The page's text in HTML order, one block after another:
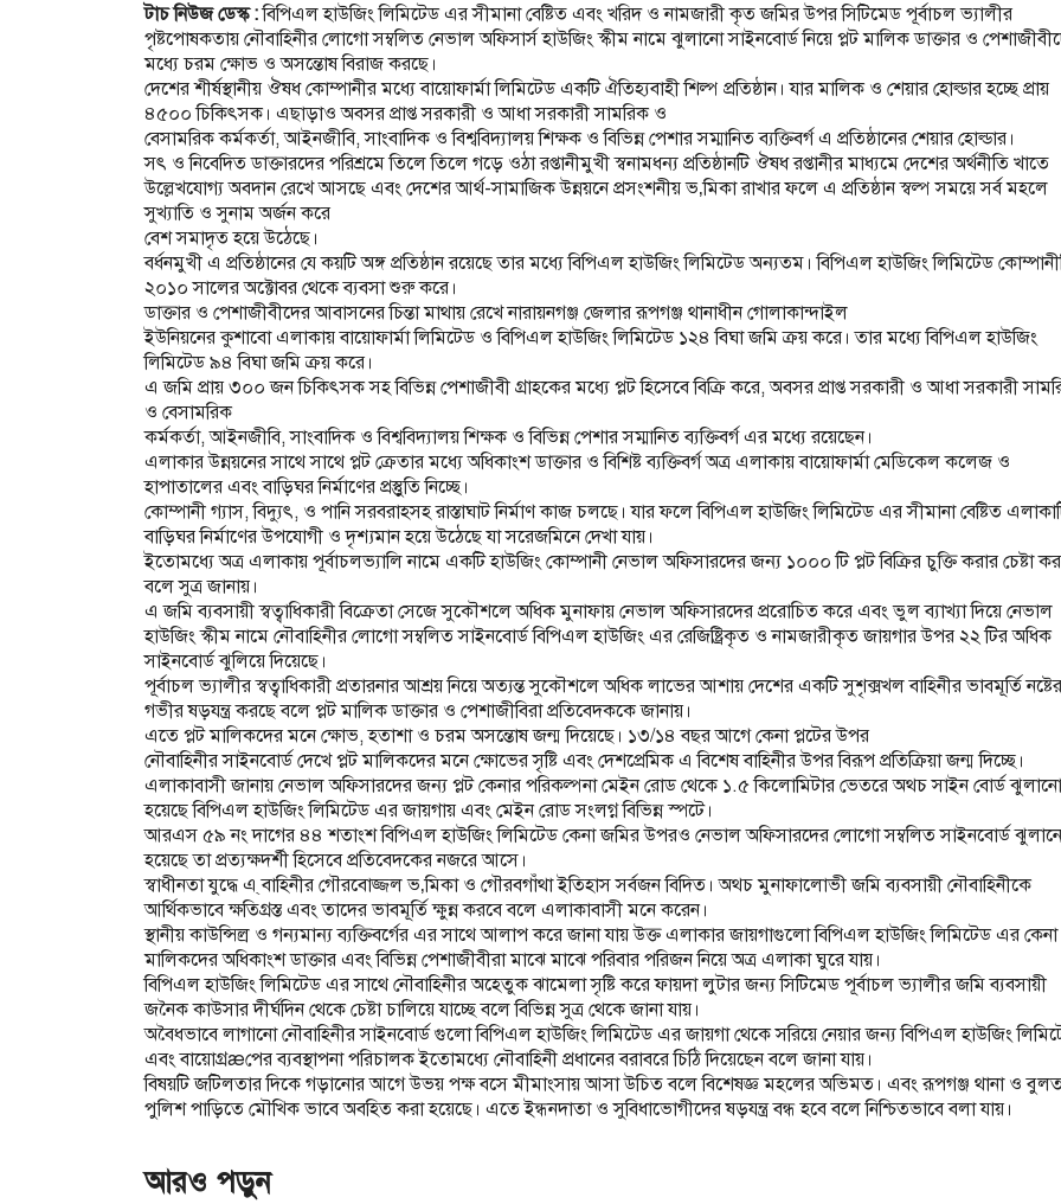
টাচ নিউজ ডেস্ক :বিপিএল হাউজিং লিমিটেড এর সীমানা বেষ্টিত এবং খরিদ ও নামজারী কৃত জমির উপর সিটিমেড পূর্বাচল ভ্যালীর
পৃষ্টপোষকতায় নৌবাহিনীর লোগো সম্বলিত নেভাল অফিসার্স হাউজিং স্কীম নামে ঝুলানো সাইনবোর্ড নিয়ে প্লট মালিক ডাক্তার ও
মধ্যে চরম ক্ষোভ ও অসন্তোষ বিরাজ করছে।
দেশের শীর্ষস্থানীয় ঔষধ কোম্পানীর মধ্যে বায়োফার্মা লিমিটেড একটি ঐতিহ্যবাহী শিল্প প্রতিষ্ঠান। যার মালিক ও শেয়ার হোল্ডার হচ্ছে প্রায়
৪৫০০ চিকিৎসক। এছাড়াও অবসর প্রাপ্ত সরকারী ও আধা সরকারী সামরিক ও
বেসামরিক কর্মকর্তা, আইনজীবি, সাংবাদিক ও বিশ্ববিদ্যালয় শিক্ষক ও বিভিন্ন পেশার সম্মানিত ব্যক্তিবর্গ এ প্রতিষ্ঠানের শেয়ার হোল্ডার।
সৎ ও নিবেদিত ডাক্তারদের পরিশ্রমে তিলে তিলে গড়ে ওঠা রপ্তানীমুখী স্বনামধন্য প্রতিষ্ঠানটি ঔষধ রপ্তানীর মাধ্যমে দেশের অর্থনীতি খাতে
উল্লেখযোগ্য অবদান রেখে আসছে এবং দেশের আর্থ-সামাজিক উন্নয়নে প্রসংশনীয় ভ‚মিকা রাখার ফলে এ প্রতিষ্ঠান স্বল্প সময়ে সর্ব মহলে
সুখ্যাতি ও সুনাম অর্জন করে
বেশ সমাদৃত হয়ে উঠেছে।
বর্ধনমুখী এ প্রতিষ্ঠানের যে কয়টি অঙ্গ প্রতিষ্ঠান রয়েছে তার মধ্যে বিপিএল হাউজিং লিমিটেড অন্যতম। বিপিএল হাউজিং লিমিটেড
২০১০ সালের অক্টোবর থেকে ব্যবসা শুরু করে।
ডাক্তার ও পেশাজীবীদের আবাসনের চিন্তা মাথায় রেখে নারায়নগঞ্জ জেলার রূপগঞ্জ থানাধীন গোলাকান্দাইল
ইউনিয়নের কুশাবো এলাকায় বায়োফার্মা লিমিটেড ও বিপিএল হাউজিং লিমিটেড ১২৪ বিঘা জমি ক্রয় করে। তার মধ্যে বিপিএল হাউজিং
লিমিটেড ৯৪ বিঘা জমি ক্রয় করে।
এ জমি প্রায় ৩০০ জন চিকিৎসক সহ বিভিন্ন পেশাজীবী গ্রাহকের মধ্যে প্লট হিসেবে বিক্রি করে, অবসর প্রাপ্ত সরকারী ও আধা সরকারী
ও বেসামরিক
কর্মকর্তা, আইনজীবি, সাংবাদিক ও বিশ্ববিদ্যালয় শিক্ষক ও বিভিন্ন পেশার সম্মানিত ব্যক্তিবর্গ এর মধ্যে রয়েছেন।
এলাকার উন্নয়নের সাথে সাথে প্লট ক্রেতার মধ্যে অধিকাংশ ডাক্তার ও বিশিষ্ট ব্যক্তিবর্গ অত্র এলাকায় বায়োফার্মা মেডিকেল কলেজ ও
হাপাতালের এবং বাড়িঘর নির্মাণের প্রস্তুুতি নিচ্ছে।
কোম্পানী গ্যাস, বিদ্যুৎ, ও পানি সরবরাহসহ রাস্তাঘাট নির্মাণ কাজ চলছে। যার ফলে বিপিএল হাউজিং লিমিটেড এর সীমানা বেষ্টিত
বাড়িঘর নির্মাণের উপযোগী ও দৃশ্যমান হয়ে উঠেছে যা সরেজমিনে দেখা যায়।
ইতোমধ্যে অত্র এলাকায় পূর্বাচলভ্যালি নামে একটি হাউজিং কোম্পানী নেভাল অফিসারদের জন্য ১০০০ টি প্লট বিক্রির চুক্তি করার চেষ্টা
বলে সুত্র জানায়।
এ জমি ব্যবসায়ী স্বত্বাধিকারী বিক্রেতা সেজে সুকৌশলে অধিক মুনাফায় নেভাল অফিসারদের প্ররোচিত করে এবং ভুল ব্যাখ্যা দিয়ে নেভাল
হাউজিং স্কীম নামে নৌবাহিনীর লোগো সম্বলিত সাইনবোর্ড বিপিএল হাউজিং এর রেজিষ্ট্রিকৃত ও নামজারীকৃত জায়গার উপর ২২ টির অধিক
সাইনবোর্ড ঝুলিয়ে দিয়েছে।
পূর্বাচল ভ্যালীর স্বত্বাধিকারী প্রতারনার আশ্রয় নিয়ে অত্যন্ত সুকৌশলে অধিক লাভের আশায় দেশের একটি সুশৃক্সখল বাহিনীর ভাবমূর্তি নষ্টের
গভীর ষড়যন্ত্র করছে বলে প্লট মালিক ডাক্তার ও পেশাজীবিরা প্রতিবেদককে জানায়।
এতে প্লট মালিকদের মনে ক্ষোভ, হতাশা ও চরম অসন্তোষ জন্ম দিয়েছে। ১৩/১৪ বছর আগে কেনা প্লটের উপর
নৌবাহিনীর সাইনবোর্ড দেখে প্লট মালিকদের মনে ক্ষোভের সৃষ্টি এবং দেশপ্রেমিক এ বিশেষ বাহিনীর উপর বিরূপ প্রতিক্রিয়া জন্ম দিচ্ছে।
এলাকাবাসী জানায় নেভাল অফিসারদের জন্য প্লট কেনার পরিকল্পনা মেইন রোড থেকে ১.৫ কিলোমিটার ভেতরে অথচ সাইন বোর্ড ঝুলানো
হয়েছে বিপিএল হাউজিং লিমিটেড এর জায়গায় এবং মেইন রোড সংলগ্ন বিভিন্ন স্পটে।
আরএস ৫৯ নং দাগের ৪৪ শতাংশ বিপিএল হাউজিং লিমিটেড কেনা জমির উপরও নেভাল অফিসারদের লোগো সম্বলিত সাইনবোর্ড
হয়েছে তা প্রত্যক্ষদর্শী হিসেবে প্রতিবেদকের নজরে আসে।
স্বাধীনতা যুদ্ধে এ্ বাহিনীর গৌরবোজ্জল ভ‚মিকা ও গৌরবগাঁথা ইতিহাস সর্বজন বিদিত। অথচ মুনাফালোভী জমি ব্যবসায়ী নৌবাহিনীকে
আর্থিকভাবে ক্ষতিগ্রস্ত এবং তাদের ভাবমূর্তি ক্ষুন্ন করবে বলে এলাকাবাসী মনে করেন।
স্থানীয় কাউন্সিল্র ও গন্যমান্য ব্যক্তিবর্গের এর সাথে আলাপ করে জানা যায় উক্ত এলাকার জায়গাগুলো বিপিএল হাউজিং লিমিটেড এর
মালিকদের অধিকাংশ ডাক্তার এবং বিভিন্ন পেশাজীবীরা মাঝে মাঝে পরিবার পরিজন নিয়ে অত্র এলাকা ঘুরে যায়।
বিপিএল হাউজিং লিমিটেড এর সাথে নৌবাহিনীর অহেতুক ঝামেলা সৃষ্টি করে ফায়দা লুটার জন্য সিটিমেড পূর্বাচল ভ্যালীর জমি ব্যবসায়ী
জনৈক কাউসার দীর্ঘদিন থেকে চেষ্টা চালিয়ে যাচ্ছে বলে বিভিন্ন সুত্র থেকে জানা যায়।
অবৈধভাবে লাগানো নৌবাহিনীর সাইনবোর্ড গুলো বিপিএল হাউজিং লিমিটেড এর জায়গা থেকে সরিয়ে নেয়ার জন্য বিপিএল হাউজিং
এবং বায়োগ্রæপের ব্যবস্থাপনা পরিচালক ইতোমধ্যে নৌবাহিনী প্রধানের বরাবরে চিঠি দিয়েছেন বলে জানা যায়।
বিষয়টি জটিলতার দিকে গড়ানোর আগে উভয় পক্ষ বসে মীমাংসায় আসা উচিত বলে বিশেষজ্ঞ মহলের অভিমত। এবং রূপগঞ্জ থানা ও
পুলিশ পাড়িতে মৌখিক ভাবে অবহিত করা হয়েছে। এতে ইন্ধনদাতা ও সুবিধাভোগীদের ষড়যন্ত্র বন্ধ হবে বলে নিশ্চিতভাবে বলা যায়।
আরও পড়ুন